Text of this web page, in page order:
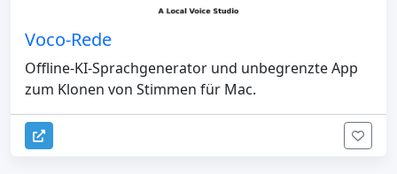
Voco-Rede
Offline-KI-Sprachgenerator und unbegrenzte App
zum Klonen von Stimmen für Mac.